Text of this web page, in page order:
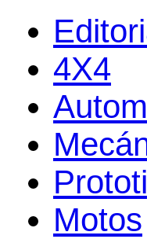
4X4
Motos